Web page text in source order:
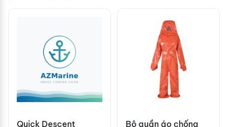
Quick Descent
Bộ quần áo chống